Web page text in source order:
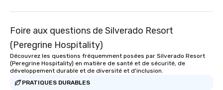
Foire aux questions de Silverado Resort
(Peregrine Hospitality)
Découvrez les questions fréquemment posées par Silverado Resort
(Peregrine Hospitality) en matière de santé et de sécurité, de
développement durable et de diversité et d'inclusion.
PRATIQUES DURABLES